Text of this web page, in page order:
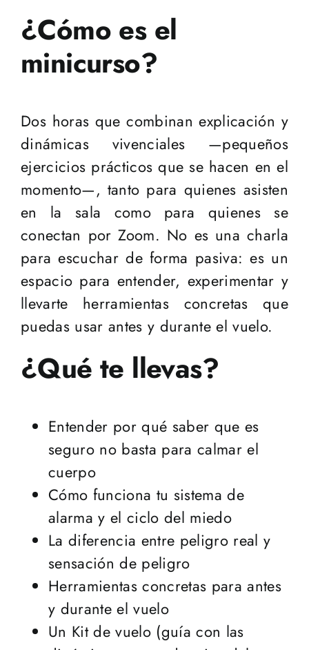
¿Cómo es el
minicurso?
Dos horas que combinan explicación y
dinámicas vivenciales —pequeños
ejercicios prácticos que se hacen en el
momento—, tanto para quienes asisten
en la sala como para quienes se
conectan por Zoom. No es una charla
para escuchar de forma pasiva: es un
espacio para entender, experimentar y
llevarte herramientas concretas que
puedas usar antes y durante el vuelo.
¿Qué te llevas?
Entender por qué saber que es
seguro no basta para calmar el
cuerpo
Cómo funciona tu sistema de
alarma y el ciclo del miedo
La diferencia entre peligro real y
sensación de peligro
Herramientas concretas para antes
y durante el vuelo
Un Kit de vuelo (guía con las